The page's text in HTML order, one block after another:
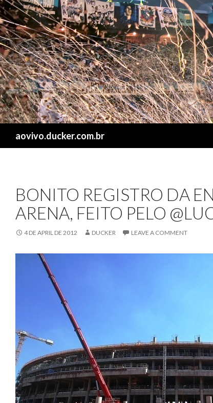
aovivo.ducker.com.br
BONITO REGISTRO DA
ARENA, FEITO PELO
4 DE APRIL DE 2012 DUCKER LEAVE A COMMENT